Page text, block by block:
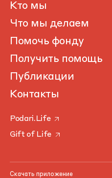
Кто мы
Что мы делаем
Помочь фонду
Получить помощь
Публикации
Контакты
Podari.Life
Gift of Life
Скачать приложение